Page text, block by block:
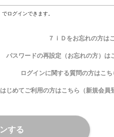
ログインできます。
７ｉＤをお忘れの方は
パスワードの再設定（お忘れの方）は
ログインに関する質問の方はこち
はじめてご利用の方はこちら（新規会員
する